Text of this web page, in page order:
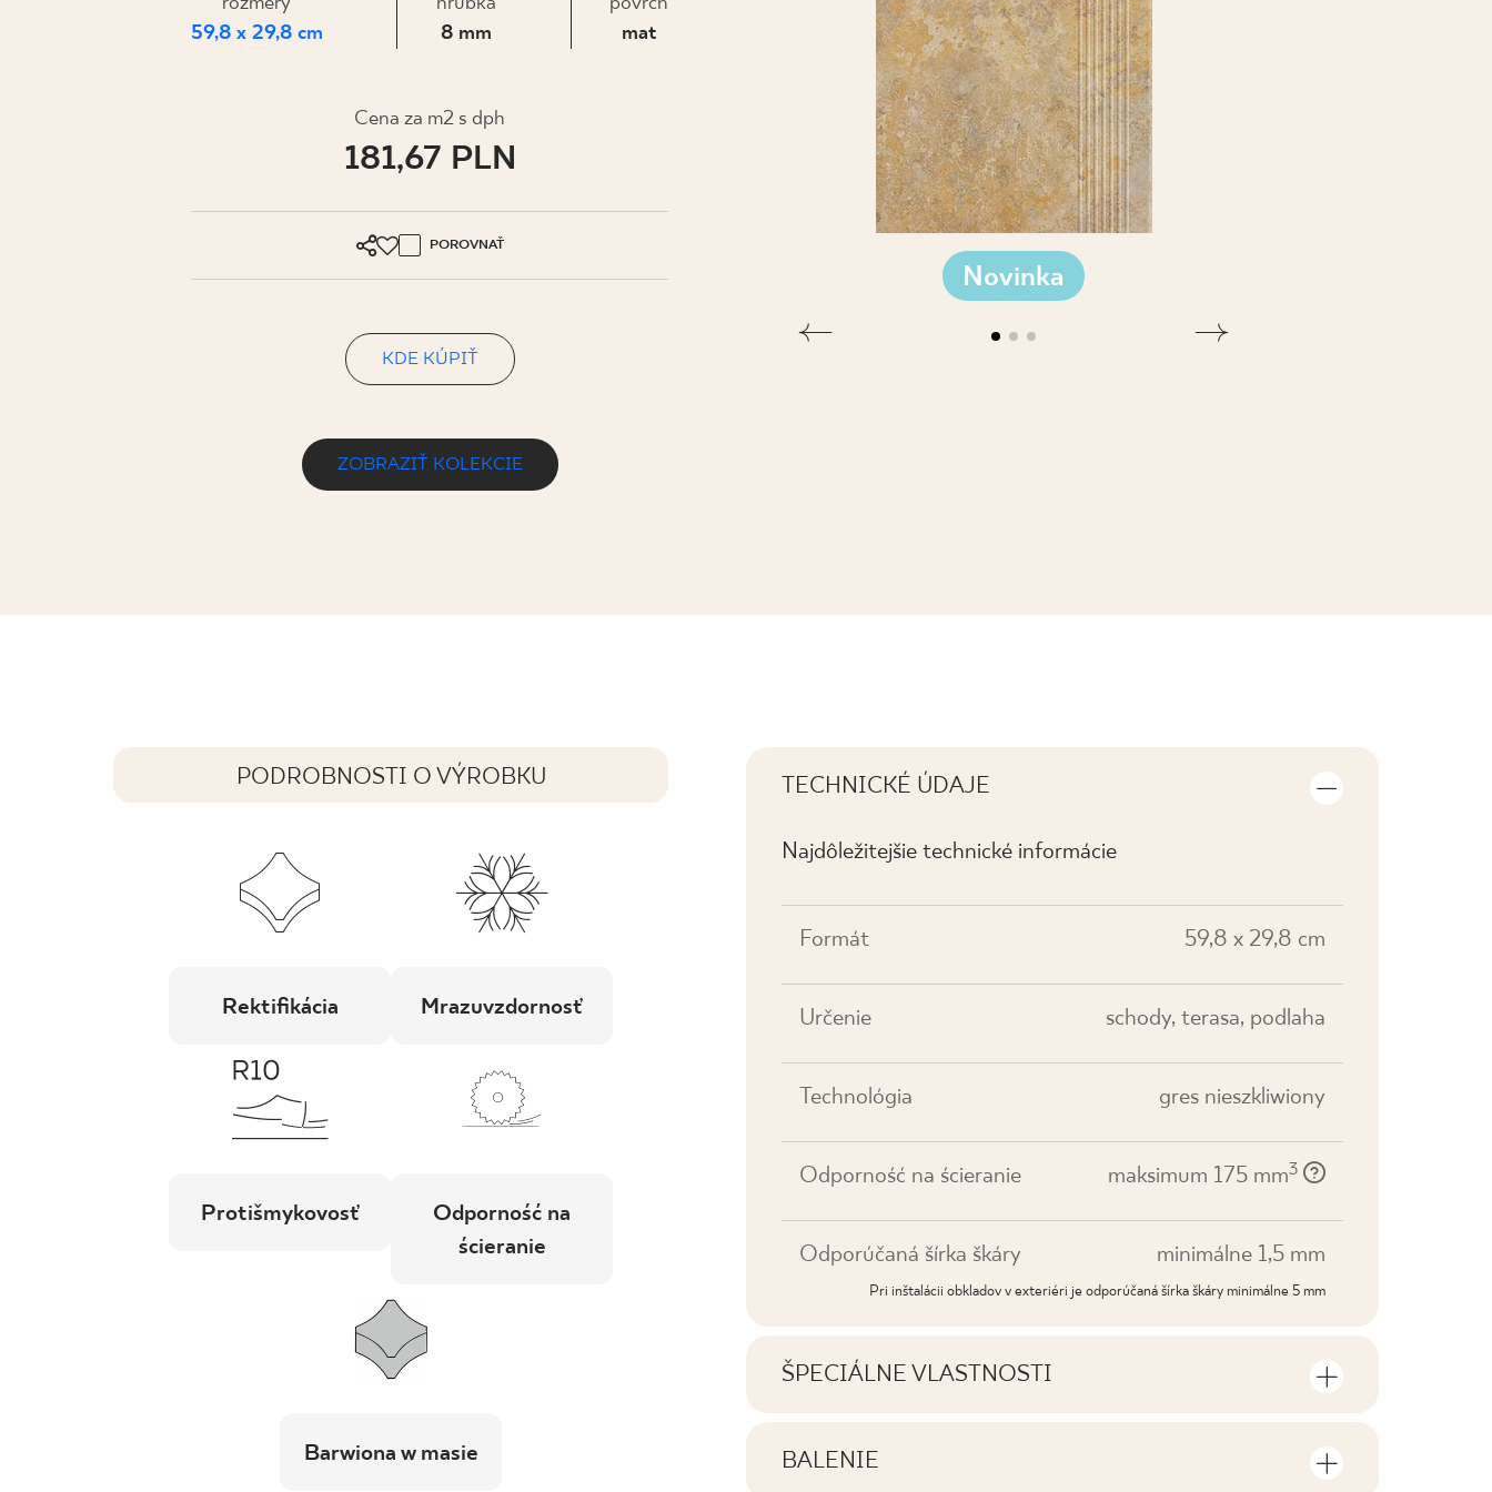
DE UK RU
59,8 x 29,8 cm
8 mm
mat
Cena za m2 s dph
181,67 PLN
POROVNAŤ
KDE KÚPIŤ
ZOBRAZIŤ KOLEKCIE
Novinka
PODROBNOSTI O VÝROBKU
Rektifikácia Mrazuvzdornosť
Protišmykovosť
Odporność na
ścieranie
Barwiona w masie
TECHNICKÉ ÚDAJE
Najdôležitejšie technické informácie
Formát 59,8 x 29,8 cm
Určenie schody, terasa, podlaha
Technológia gres nieszkliwiony
Odporność na ścieranie maksimum 175 mm3
Odporúčaná šírka škáry minimálne 1,5 mm
Pri inštalácii obkladov v exteriéri je odporúčaná šírka škáry minimálne 5 mm
ŠPECIÁLNE VLASTNOSTI
BALENIE